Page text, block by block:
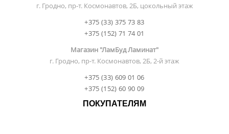
г. Гродно, пр-т. Космонавтов, 2Б, цокольный этаж
+375 (33) 375 73 83
+375 (152) 71 74 01
Магазин "ЛамБуд Ламинат"
г. Гродно, пр-т. Космонавтов, 2Б, 2-й этаж
+375 (33) 609 01 06
+375 (152) 60 90 09
ПОКУПАТЕЛЯМ